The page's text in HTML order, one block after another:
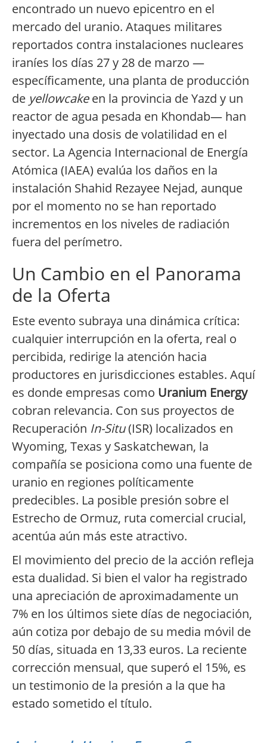
encontrado un nuevo epicentro en el
mercado del uranio. Ataques militares
reportados contra instalaciones nucleares
iraníes los días 27 y 28 de marzo —
específicamente, una planta de producción
de yellowcakeen la provincia de Yazd y un
reactor de agua pesada en Khondab— han
inyectado una dosis de volatilidad en el
sector. La Agencia Internacional de Energía
Atómica (IAEA) evalúa los daños en la
instalación Shahid Rezayee Nejad, aunque
por el momento no se han reportado
incrementos en los niveles de radiación
fuera del perímetro.
Un Cambio en el Panorama
de la Oferta
Este evento subraya una dinámica crítica:
cualquier interrupción en la oferta, real o
percibida, redirige la atención hacia
productores en jurisdicciones estables. Aquí
es donde empresas como Uranium Energy
cobran relevancia. Con sus proyectos de
Recuperación In-Situ(ISR) localizados en
Wyoming, Texas y Saskatchewan, la
compañía se posiciona como una fuente de
uranio en regiones políticamente
predecibles. La posible presión sobre el
Estrecho de Ormuz, ruta comercial crucial,
acentúa aún más este atractivo.
El movimiento del precio de la acción refleja
esta dualidad. Si bien el valor ha registrado
una apreciación de aproximadamente un
7% en los últimos siete días de negociación,
aún cotiza por debajo de su media móvil de
50 días, situada en 13,33 euros. La reciente
corrección mensual, que superó el 15%, es
un testimonio de la presión a la que ha
estado sometido el título.